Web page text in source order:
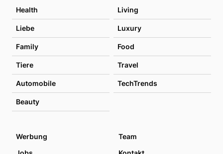
Health Living
Liebe Luxury
Family Food
Tiere Travel
Automobile TechTrends
Beauty
Werbung
Team